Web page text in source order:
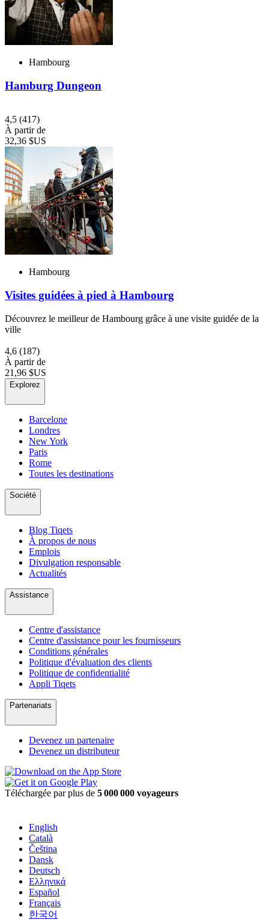
Hambourg
Hamburg Dungeon
4,5 (417)
À partir de
32,36 $US
Hambourg
Visites guidées à pied à Hambourg
Découvrez le meilleur de Hambourg grâce à une visite guidée de la
ville
4,6 (187)
À partir de
21,96 $US
Explorez
Barcelone
Londres
New York
Paris
Rome
Toutes les destinations
Société
Blog Tiqets
À propos de nous
Emplois
Divulgation responsable
Actualités
Assistance
Centre d'assistance
Centre d'assistance pour les fournisseurs
Conditions générales
Politique d'évaluation des clients
Politique de confidentialité
Appli Tiqets
Partenariats
Devenez un partenaire
Devenez un distributeur
Téléchargée par plus de 5 000 000 voyageurs
English
Català
Čeština
Dansk
Deutsch
Ελληνικά
Español
Français
한국어